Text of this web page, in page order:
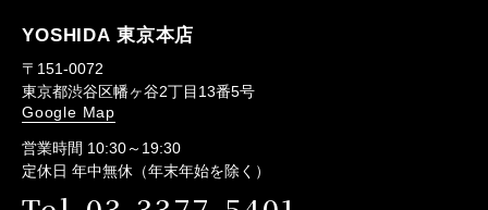
YOSHIDA 東京本店
〒151-0072
東京都渋谷区幡ヶ谷2丁目13番5号
Google Map
営業時間 10:30～19:30
定休日 年中無休（年末年始を除く）